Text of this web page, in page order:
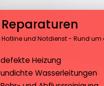
Reparaturen
Hotline und Notdienst - Rund um
defekte Heizung
undichte Wasserleitungen